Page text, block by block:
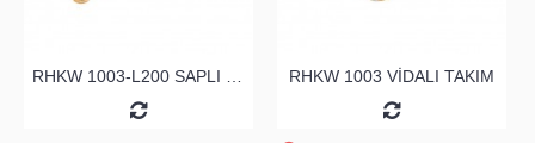
RHKW 1003 VİDALI TAKIM